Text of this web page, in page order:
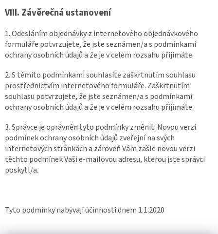
VIII. Závěrečná ustanovení
1. Odesláním objednávky z internetového objednávkového
formuláře potvrzujete, že jste seznámen/a s podmínkami
ochrany osobních údajů a že je v celém rozsahu přijímáte.
2. S těmito podmínkami souhlasíte zaškrtnutím souhlasu
prostřednictvím internetového formuláře. Zaškrtnutím
souhlasu potvrzujete, že jste seznámen/a s podmínkami
ochrany osobních údajů a že je v celém rozsahu přijímáte.
3. Správce je oprávněn tyto podmínky změnit. Novou verzi
podmínek ochrany osobních údajů zveřejní na svých
internetových stránkách a zároveň Vám zašle novou verzi
těchto podmínek Vaši e-mailovou adresu, kterou jste správci
poskytl/a.
Tyto podmínky nabývají účinnosti dnem 1.1.2020